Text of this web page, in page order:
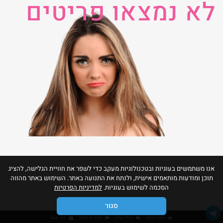
לא נמצאו פריטים
אנו משתמשים בעוגיות ובטכנולוגיות מעקב כדי לשפר את חוויית הגלישה, להציג
תוכן ומודעות מותאמים אישית, ולנתח את התנועה באתר. השימוש באתר מהווה
הסכמה לשימוש בעוגיות. למדיניות הפרטיות
סגור